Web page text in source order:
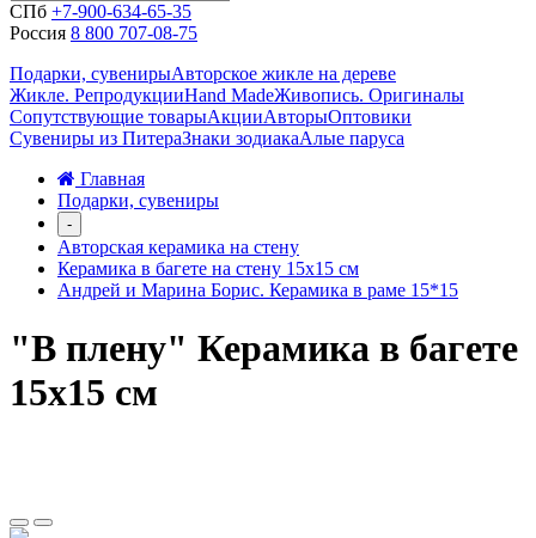
СПб +7-900-634-65-35
Россия 8 800 707-08-75
Подарки, сувенирыАвторское жикле на дереве
Жикле. РепродукцииHand MadeЖивопись. Оригиналы
Сопутствующие товарыАкцииАвторыОптовики
Сувениры из ПитераЗнаки зодиакаАлые паруса
Главная
Подарки, сувениры
-
Авторская керамика на стену
Керамика в багете на стену 15х15 см
Андрей и Марина Борис. Керамика в раме 15*15
"В плену" Керамика в багете
15х15 см